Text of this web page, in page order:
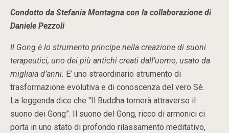
Condotto da Stefania Montagna con la collaborazione di
Daniele Pezzoli
Il Gong è lo strumento principe nella creazione di suoni
terapeutici, uno dei più antichi creati dall’uomo, usato da
migliaia d’anni. E’ uno straordinario strumento di
trasformazione evolutiva e di conoscenza del vero Sè.
La leggenda dice che “Il Buddha tornerà attraverso il
suono dei Gong”. Il suono del Gong, ricco di armonici ci
porta in uno stato di profondo rilassamento meditativo,